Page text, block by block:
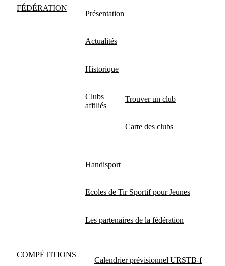
FÉDÉRATION
Présentation
Actualités
Historique
Clubs
affiliés
Trouver un club
Carte des clubs
Handisport
Ecoles de Tir Sportif pour Jeunes
Les partenaires de la fédération
COMPĖTITIONS
Calendrier prévisionnel URSTB-f